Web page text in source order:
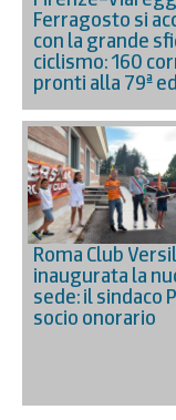
Ferragosto si
con la grande
ciclismo: 160
pronti alla 79ª
Roma Club
inaugurata la
sede: il sindaco
socio onorario